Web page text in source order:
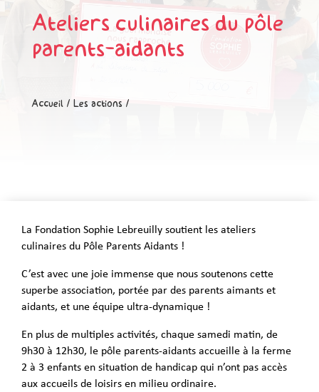
Ateliers culinaires du pôle
parents-aidants
Accueil/ Les actions /
La Fondation Sophie Lebreuilly soutient les ateliers
culinaires du Pôle Parents Aidants !
C’est avec une joie immense que nous soutenons cette
superbe association, portée par des parents aimants et
aidants, et une équipe ultra-dynamique !
En plus de multiples activités, chaque samedi matin, de
9h30 à 12h30, le pôle parents-aidants accueille à la ferme
2 à 3 enfants en situation de handicap qui n’ont pas accès
aux accueils de loisirs en milieu ordinaire.